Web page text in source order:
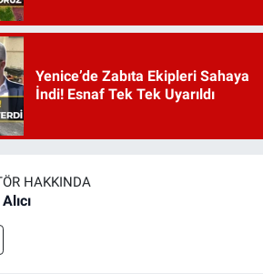
Yenice’de Zabıta Ekipleri Sahaya
İndi! Esnaf Tek Tek Uyarıldı
HAKKINDA